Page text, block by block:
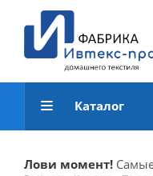
Каталог
Лови момент!